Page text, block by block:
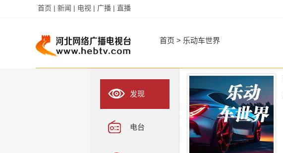
首页 | 新闻 | 电视 | 广播 | 直播
首页 > 乐动车世界
发现
电台